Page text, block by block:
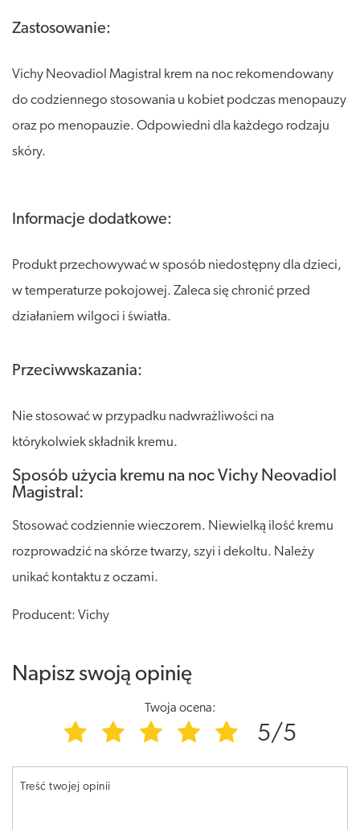
Zastosowanie:
Vichy Neovadiol Magistral krem na noc rekomendowany
do codziennego stosowania u kobiet podczas menopauzy
oraz po menopauzie. Odpowiedni dla każdego rodzaju
skóry.
Informacje dodatkowe:
Produkt przechowywać w sposób niedostępny dla dzieci,
w temperaturze pokojowej. Zaleca się chronić przed
działaniem wilgoci i światła.
Przeciwwskazania:
Nie stosować w przypadku nadwrażliwości na
którykolwiek składnik kremu.
Sposób użycia kremu na noc Vichy Neovadiol
Magistral:
Stosować codziennie wieczorem. Niewielką ilość kremu
rozprowadzić na skórze twarzy, szyi i dekoltu. Należy
unikać kontaktu z oczami.
Producent: Vichy
Napisz swoją opinię
Twoja ocena:
5/5
Treść twojej opinii